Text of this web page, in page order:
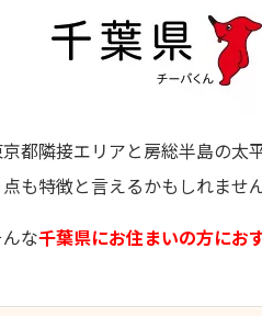
都隣接エリアと房総半島の太
も特徴と言えるかもしれません
な千葉県にお住まいの方にお